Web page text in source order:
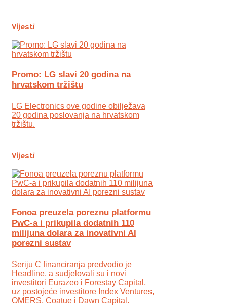
Vijesti
Promo: LG slavi 20 godina na
hrvatskom tržištu
LG Electronics ove godine obilježava
20 godina poslovanja na hrvatskom
tržištu.
Vijesti
Fonoa preuzela poreznu platformu
PwC-a i prikupila dodatnih 110
milijuna dolara za inovativni AI
porezni sustav
Seriju C financiranja predvodio je
Headline, a sudjelovali su i novi
investitori Eurazeo i Forestay Capital,
uz postojeće investitore Index Ventures,
OMERS, Coatue i Dawn Capital.